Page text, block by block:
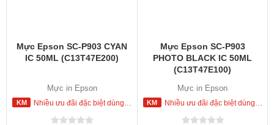
Mực Epson SC-P903 CYAN
IC 50ML (C13T47E200)
Mực in Epson
Nhiều ưu đãi đặc biệt dùng cho khách hàng đặt mua ngay trong hôm nay
Mực Epson SC-P903
PHOTO BLACK IC 50ML
(C13T47E100)
Mực in Epson
Nhiều ưu đãi đặc biệt dùng cho khách hàng đặt mua ngay trong hôm nay